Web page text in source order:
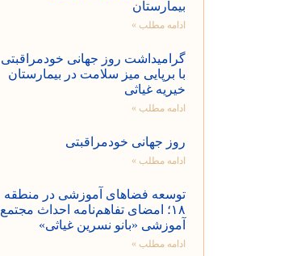
بیمارستان
ادامه مطلب »
گرامیداشت روز جهانی خودمراقبتی
با برپایی میز سلامت در بیمارستان
خیریه غیاثی
ادامه مطلب »
روز جهانی خودمراقبتی
ادامه مطلب »
توسعه فضاهای آموزشی در منطقه
۱۸؛ امضای تفاهم‌نامه احداث مجتمع
آموزشی «بانو نسرین غیاثی»
ادامه مطلب »